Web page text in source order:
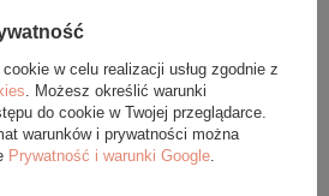
w celu realizacji usług zgodnie z
. Możesz określić warunki
do cookie w Twojej przeglądarce.
warunków i prywatności można
Prywatność i warunki Google